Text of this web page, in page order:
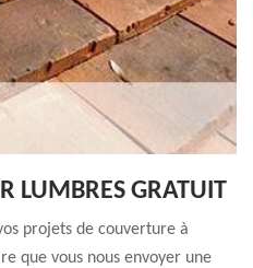
LUMBRES GRATUIT
projets de couverture à
que vous nous envoyer une